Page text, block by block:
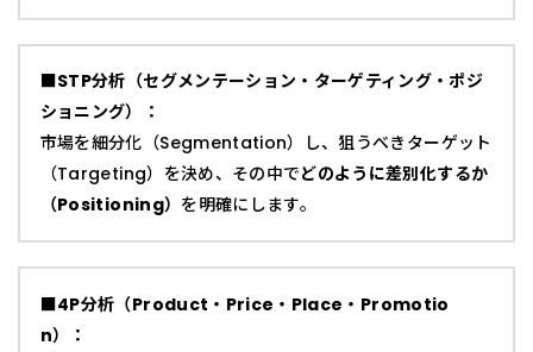
■STP分析（セグメンテーション・ターゲティング・ポジ
ショニング）：
市場を細分化（Segmentation）し、狙うべきターゲット
（Targeting）を決め、その中でどのように差別化するか
（Positioning） を明確にします。
■4P分析（Product・Price・Place・Promotio
n）：